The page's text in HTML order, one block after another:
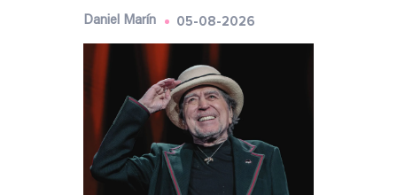
Daniel Marín 05-08-2026